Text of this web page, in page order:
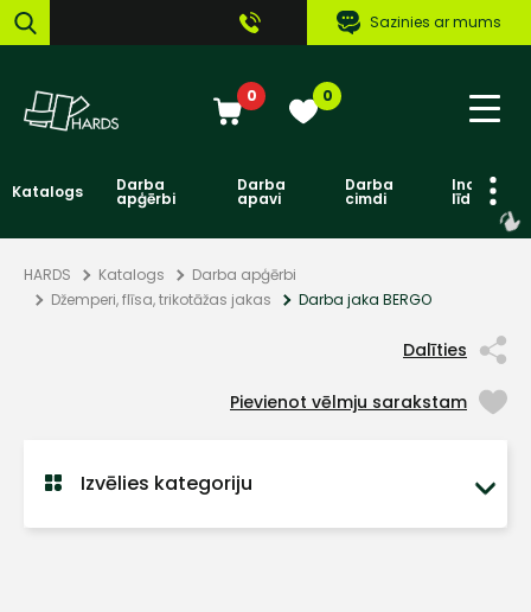
Sazinies ar mums
0 0
Katalogs Darba
apģērbi
Darba
apavi
Darba
cimdi līdzekļi
HARDS Katalogs
Darba apģērbi
Džemperi, flīsa, trikotāžas jakas
Darba jaka BERGO
Dalīties
Pievienot vēlmju sarakstam
Izvēlies kategoriju